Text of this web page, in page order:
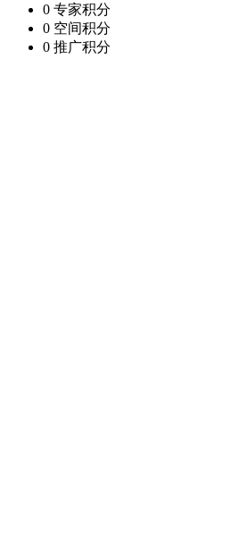
0 专家积分
0 空间积分
0 推广积分